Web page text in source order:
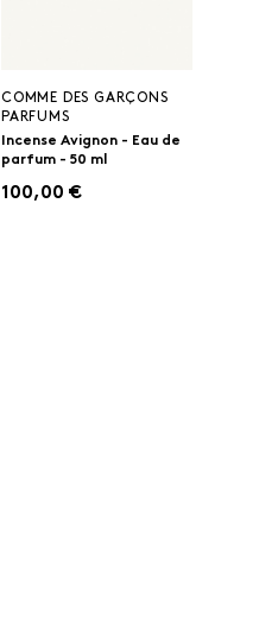
COMME DES GARÇONS
PARFUMS
Incense Avignon - Eau de
parfum - 50 ml
100,00 €